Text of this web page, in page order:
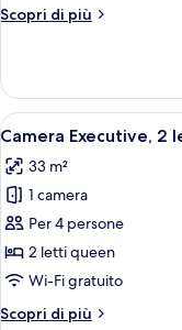
terrazzo
Scopri di più
Altri
non
fumatori,
terrazzo
Apri
tutte
le
foto
per
Camera
Executive,
5
Camera Executive, 2
33 m²
1 camera
Per 4 persone
2 letti queen
Wi-Fi gratuito
Scopri di più
Altri